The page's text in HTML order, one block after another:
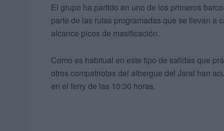
El grupo ha partido en uno de los primeros
parte de las rutas programadas que se llevan a
alcance picos de masificación.
Como es habitual en este tipo de salidas que
otros compatriotas del albergue del Jaral han
en el ferry de las 10:30 horas.